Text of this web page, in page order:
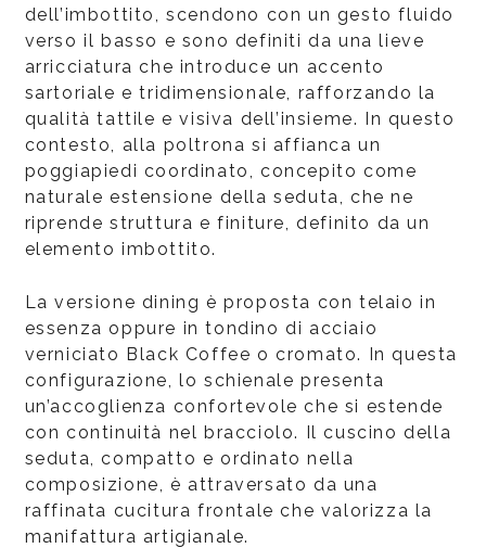
dell’imbottito, scendono con un gesto fluido
verso il basso e sono definiti da una lieve
arricciatura che introduce un accento
sartoriale e tridimensionale, rafforzando la
qualità tattile e visiva dell’insieme. In questo
contesto, alla poltrona si affianca un
poggiapiedi coordinato, concepito come
naturale estensione della seduta, che ne
riprende struttura e finiture, definito da un
elemento imbottito.
La versione dining è proposta con telaio in
essenza oppure in tondino di acciaio
verniciato Black Coffee o cromato. In questa
configurazione, lo schienale presenta
un’accoglienza confortevole che si estende
con continuità nel bracciolo. Il cuscino della
seduta, compatto e ordinato nella
composizione, è attraversato da una
raffinata cucitura frontale che valorizza la
manifattura artigianale.